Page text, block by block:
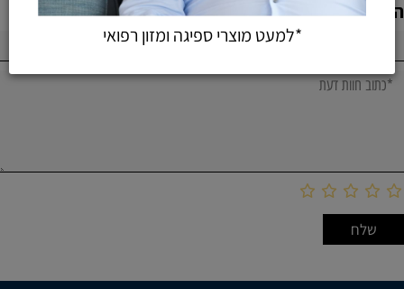
הוספת חוות דעת*למעט מוצרי ספיגה ומזון רפואי